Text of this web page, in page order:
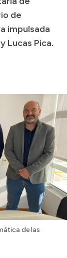
de
impulsada
Lucas Pica.
de las